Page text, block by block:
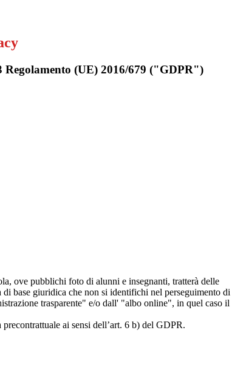
Regolamento (UE) 2016/679 ("GDPR")
ove pubblichi foto di alunni e insegnanti, tratterà delle
base giuridica che non si identifichi nel perseguimento di
trasparente" e/o dall' "albo online", in quel caso il
ai sensi dell’art. 6 b) del GDPR.